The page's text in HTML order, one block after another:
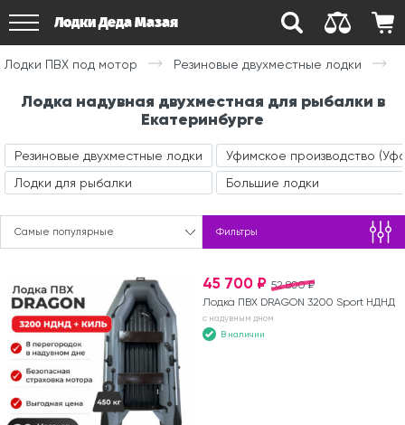
Лодки Деда Мазая
Лодки ПВХ под мотор Резиновые двухместные лодки
Лодка надувная двухместная для рыбалки в
Екатеринбурге
Резиновые двухместные лодки
Лодки для рыбалки
Уфимское производство
Большие лодки
Самые популярные Фильтры
52 800 ₽
45 700 ₽
Лодка ПВХ DRAGON 3200 Sport НДНД
с надувным дном
В наличии